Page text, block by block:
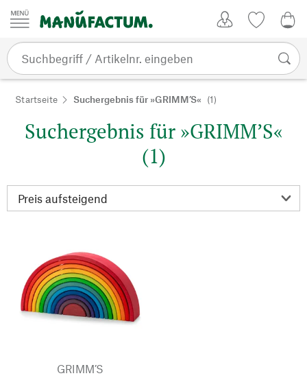
Zum Inhalt springen
Startseite Suchergebnis für »GRIMM’S« (1)
Suchergebnis für »GRIMM’S«
(1)
GRIMM’S